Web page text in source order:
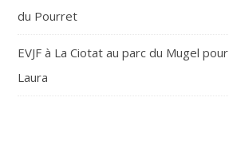
du Pourret
EVJF à La Ciotat au parc du Mugel pour
Laura